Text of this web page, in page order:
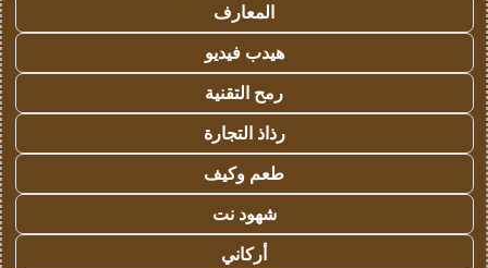
المعارف
هيدب فيديو
رمح التقنية
رذاذ التجارة
طعم وكيف
شهود نت
أركاني